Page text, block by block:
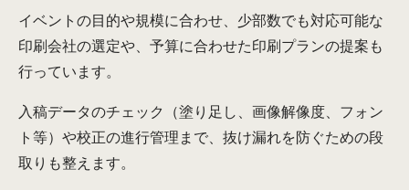
イベントの目的や規模に合わせ、少部数でも対応可能な
印刷会社の選定や、予算に合わせた印刷プランの提案も
行っています。
入稿データのチェック（塗り足し、画像解像度、フォン
ト等）や校正の進行管理まで、抜け漏れを防ぐための段
取りも整えます。